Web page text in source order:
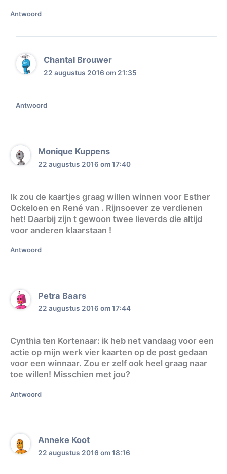
Antwoord
Chantal Brouwer
22 augustus 2016 om 21:35
Antwoord
Monique Kuppens
22 augustus 2016 om 17:40
Ik zou de kaartjes graag willen winnen voor Esther
Ockeloen en René van . Rijnsoever ze verdienen
het! Daarbij zijn t gewoon twee lieverds die altijd
voor anderen klaarstaan !
Antwoord
Petra Baars
22 augustus 2016 om 17:44
Cynthia ten Kortenaar: ik heb net vandaag voor een
actie op mijn werk vier kaarten op de post gedaan
voor een winnaar. Zou er zelf ook heel graag naar
toe willen! Misschien met jou?
Antwoord
Anneke Koot
22 augustus 2016 om 18:16